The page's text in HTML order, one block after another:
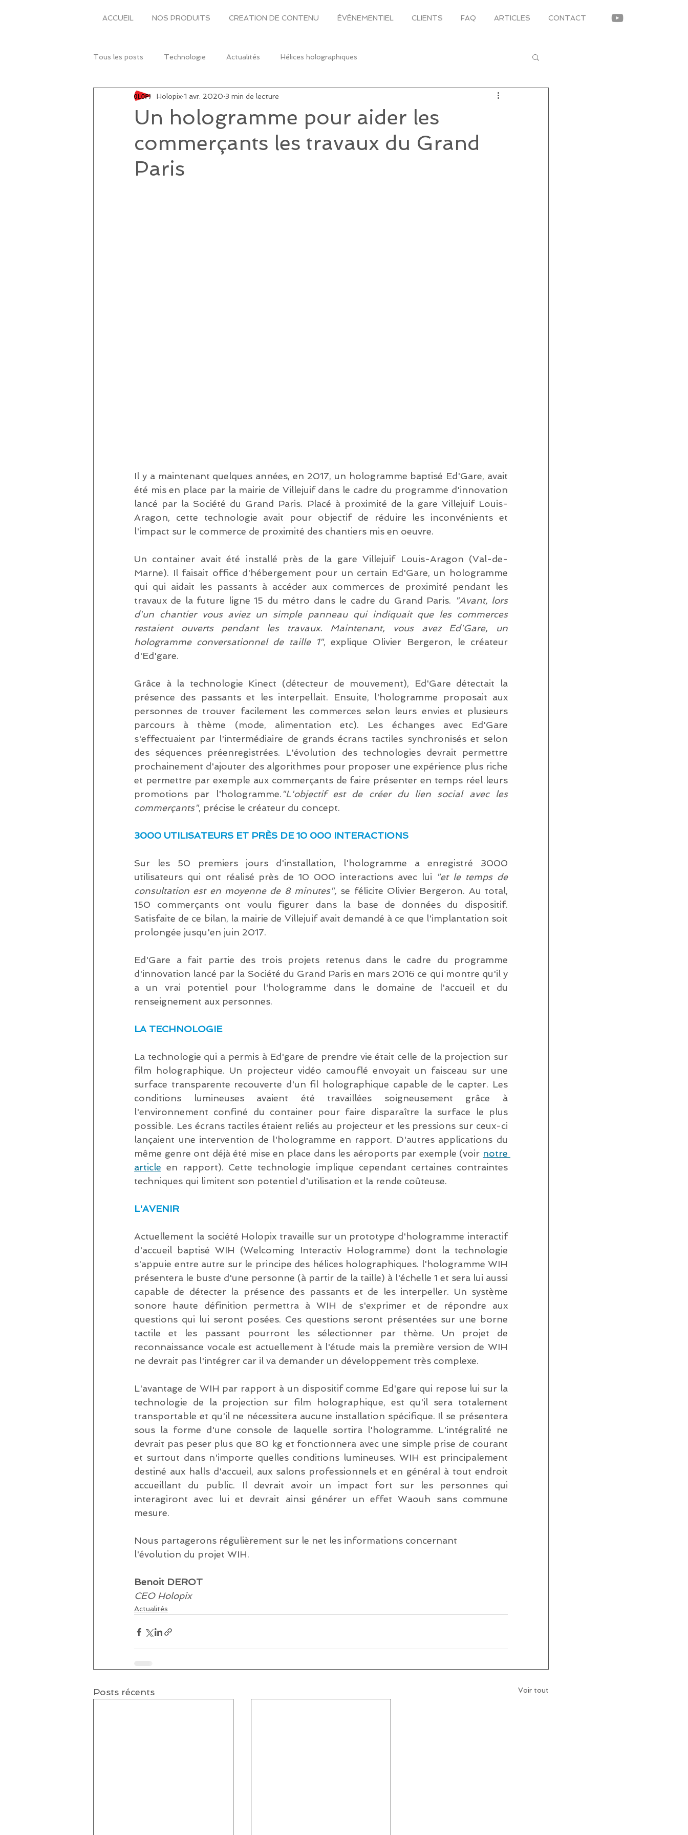
ACCUEIL NOS PRODUITS CREATION DE CONTENU ÉVÉNEMENTIEL CLIENTS FAQ ARTICLES CONTACT
Tous les posts Technologie Actualités Hélices holographiques
Un hologramme pour aider les
commerçants les travaux du Grand
Paris
Holopix 1 avr. 2020 3 min de lecture
Il y a maintenant quelques années, en 2017, un hologramme baptisé Ed'Gare, avait
été mis en place par la mairie de Villejuif dans le cadre du programme d'innovation
lancé par la Société du Grand Paris. Placé à proximité de la gare Villejuif Louis-
Aragon, cette technologie avait pour objectif de réduire les inconvénients et
l'impact sur le commerce de proximité des chantiers mis en oeuvre.
Un container avait été installé près de la gare Villejuif Louis-Aragon (Val-de-
Marne). Il faisait office d'hébergement pour un certain Ed'Gare, un hologramme
qui qui aidait les passants à accéder aux commerces de proximité pendant les
travaux de la future ligne 15 du métro dans le cadre du Grand Paris.
"Avant, lors
d'un chantier vous aviez un simple panneau qui indiquait que les commerces
restaient ouverts pendant les travaux. Maintenant, vous avez Ed'Gare, un
hologramme conversationnel de taille 1", explique Olivier Bergeron, le créateur
d'Ed'gare.
Grâce à la technologie Kinect (détecteur de mouvement), Ed'Gare détectait la
présence des passants et les interpellait. Ensuite, l'hologramme proposait aux
personnes de trouver facilement les commerces selon leurs envies et plusieurs
parcours à thème (mode, alimentation etc). Les échanges avec Ed'Gare
s'effectuaient par l'intermédiaire de grands écrans tactiles synchronisés et selon
des séquences préenregistrées. L'évolution des technologies devrait permettre
prochainement d'ajouter des algorithmes pour proposer une expérience plus riche
et permettre par exemple aux commerçants de faire présenter en temps réel leurs
promotions par l'hologramme. "L'objectif est de créer du lien social avec les
commerçants", précise le créateur du concept.
3000 UTILISATEURS ET PRÈS DE 10 000 INTERACTIONS
Sur les 50 premiers jours d'installation, l'hologramme a enregistré 3000
utilisateurs qui ont réalisé près de 10 000 interactions avec lui
"et le temps de
consultation est en moyenne de 8 minutes", se félicite Olivier Bergeron. Au total,
150 commerçants ont voulu figurer dans la base de données du dispositif.
Satisfaite de ce bilan, la mairie de Villejuif avait demandé à ce que l'implantation soit
prolongée jusqu'en juin 2017.
Ed'Gare a fait partie des trois projets retenus dans le cadre du programme
d'innovation lancé par la Société du Grand Paris en mars 2016 ce qui montre qu'il y
a un vrai potentiel pour l'hologramme dans le domaine de l'accueil et du
renseignement aux personnes.
LA TECHNOLOGIE
La technologie qui a permis à Ed'gare de prendre vie était celle de la projection sur
film holographique. Un projecteur vidéo camouflé envoyait un faisceau sur une
surface transparente recouverte d'un fil holographique capable de le capter. Les
conditions lumineuses avaient été travaillées soigneusement grâce à
l'environnement confiné du container pour faire disparaître la surface le plus
possible. Les écrans tactiles étaient reliés au projecteur et les pressions sur ceux-ci
lançaient une intervention de l'hologramme en rapport. D'autres applications du
même genre ont déjà été mise en place dans les aéroports par exemple (voir notre
article en rapport). Cette technologie implique cependant certaines contraintes
techniques qui limitent son potentiel d'utilisation et la rende coûteuse.
L'AVENIR
Actuellement la société Holopix travaille sur un prototype d'hologramme interactif
d'accueil baptisé WIH (Welcoming Interactiv Hologramme) dont la technologie
s'appuie entre autre sur le principe des hélices holographiques. l'hologramme WIH
présentera le buste d'une personne (à partir de la taille) à l'échelle 1 et sera lui aussi
capable de détecter la présence des passants et de les interpeller. Un système
sonore haute définition permettra à WIH de s'exprimer et de répondre aux
questions qui lui seront posées. Ces questions seront présentées sur une borne
tactile et les passant pourront les sélectionner par thème. Un projet de
reconnaissance vocale est actuellement à l'étude mais la première version de WIH
ne devrait pas l'intégrer car il va demander un développement très complexe.
L'avantage de WIH par rapport à un dispositif comme Ed'gare qui repose lui sur la
technologie de la projection sur film holographique, est qu'il sera totalement
transportable et qu'il ne nécessitera aucune installation spécifique. Il se présentera
sous la forme d'une console de laquelle sortira l'hologramme. L'intégralité ne
devrait pas peser plus que 80 kg et fonctionnera avec une simple prise de courant
et surtout dans n'importe quelles conditions lumineuses. WIH est principalement
destiné aux halls d'accueil, aux salons professionnels et en général à tout endroit
accueillant du public. Il devrait avoir un impact fort sur les personnes qui
interagiront avec lui et devrait ainsi générer un effet Waouh sans commune
mesure.
Nous partagerons régulièrement sur le net les informations concernant
l'évolution du projet WIH.
Benoit DEROT
CEO Holopix
Actualités
Posts récents Voir tout